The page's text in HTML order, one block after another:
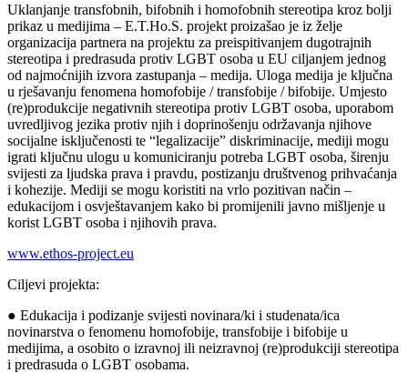
Uklanjanje transfobnih, bifobnih i homofobnih stereotipa kroz bolji
prikaz u medijima – E.T.Ho.S. projekt proizašao je iz želje
organizacija partnera na projektu za preispitivanjem dugotrajnih
stereotipa i predrasuda protiv LGBT osoba u EU ciljanjem jednog
od najmoćnijih izvora zastupanja – medija. Uloga medija je ključna
u rješavanju fenomena homofobije / transfobije / bifobije. Umjesto
(re)produkcije negativnih stereotipa protiv LGBT osoba, uporabom
uvredljivog jezika protiv njih i doprinošenju održavanja njihove
socijalne isključenosti te “legalizacije” diskriminacije, mediji mogu
igrati ključnu ulogu u komuniciranju potreba LGBT osoba, širenju
svijesti za ljudska prava i pravdu, postizanju društvenog prihvaćanja
i kohezije. Mediji se mogu koristiti na vrlo pozitivan način –
edukacijom i osvještavanjem kako bi promijenili javno mišljenje u
korist LGBT osoba i njihovih prava.
www.ethos-project.eu
Ciljevi projekta:
● Edukacija i podizanje svijesti novinara/ki i studenata/ica
novinarstva o fenomenu homofobije, transfobije i bifobije u
medijima, a osobito o izravnoj ili neizravnoj (re)produkciji stereotipa
i predrasuda o LGBT osobama.